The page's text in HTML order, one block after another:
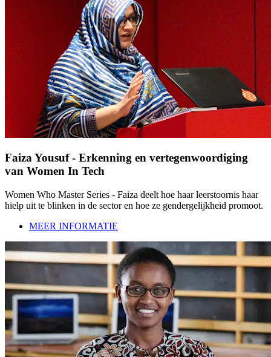
Faiza Yousuf - Erkenning en vertegenwoordiging
van Women In Tech
Women Who Master Series - Faiza deelt hoe haar leerstoornis haar
hielp uit te blinken in de sector en hoe ze gendergelijkheid promoot.
MEER INFORMATIE